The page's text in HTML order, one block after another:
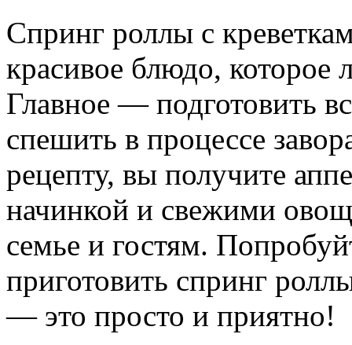
Спринг роллы с
красивое блюдо, которое
Главное — подготовить
спешить в процессе
рецепту, вы получите
начинкой и свежими
семье и гостям.
приготовить спринг
— это просто и приятно!